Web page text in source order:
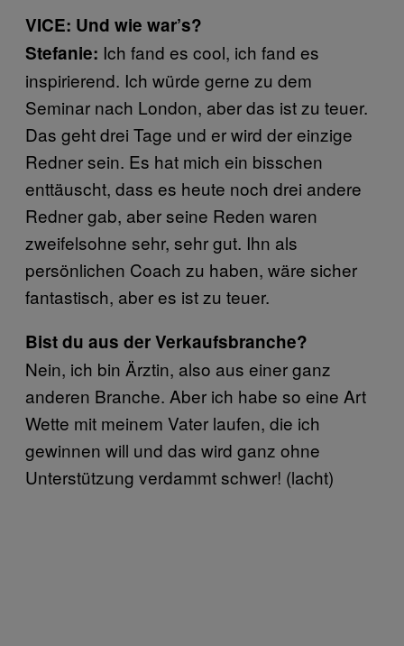
VICE: Und wie war’s?
Stefanie: Ich fand es cool, ich fand es
inspirierend. Ich würde gerne zu dem
Seminar nach London, aber das ist zu teuer.
Das geht drei Tage und er wird der einzige
Redner sein. Es hat mich ein bisschen
enttäuscht, dass es heute noch drei andere
Redner gab, aber seine Reden waren
zweifelsohne sehr, sehr gut. Ihn als
persönlichen Coach zu haben, wäre sicher
fantastisch, aber es ist zu teuer.
Bist du aus der Verkaufsbranche?
Nein, ich bin Ärztin, also aus einer ganz
anderen Branche. Aber ich habe so eine Art
Wette mit meinem Vater laufen, die ich
gewinnen will und das wird ganz ohne
Unterstützung verdammt schwer! (lacht)